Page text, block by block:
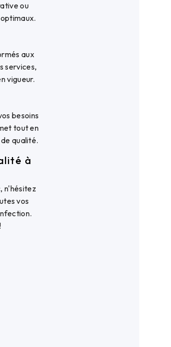
ou
aux
services,
vigueur.
besoins
tout en
qualité.
à
n'hésitez
vos